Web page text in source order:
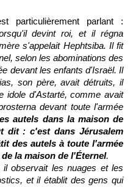
particulièrement parlant :
devint roi, et il régna
s'appelait Hephtsiba. Il fit
selon les abominations des
devant les enfants d'Israël. Il
son père, avait détruits, il
idole d'Astarté, comme avait
devant toute l'armée
autels dans la maison de
dit : c'est dans Jérusalem
des autels à toute l'armée
la maison de l'Éternel.
observait les nuages et les
et il établit des gens qui